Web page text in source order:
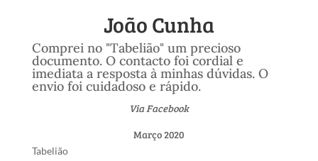
‎João Cunha
Comprei no "Tabelião" um precioso
documento. O contacto foi cordial e
imediata a resposta à minhas dúvidas. O
envio foi cuidadoso e rápido.
Via Facebook
Março 2020
Tabelião